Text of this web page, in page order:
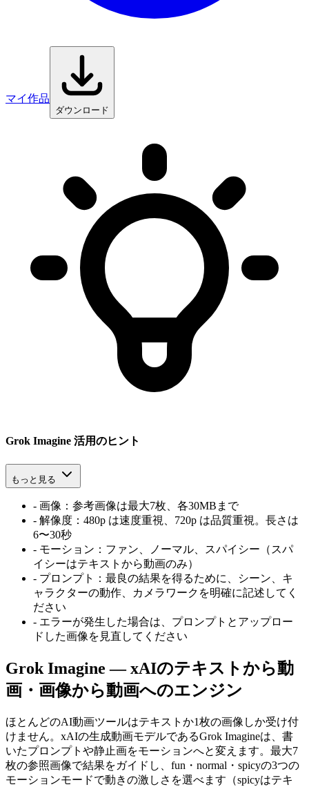
マイ作品
ダウンロード
Grok Imagine 活用のヒント
もっと見る
- 画像：参考画像は最大7枚、各30MBまで
- 解像度：480p は速度重視、720p は品質重視。長さは
6〜30秒
- モーション：ファン、ノーマル、スパイシー（スパ
イシーはテキストから動画のみ）
- プロンプト：最良の結果を得るために、シーン、キ
ャラクターの動作、カメラワークを明確に記述してく
ださい
- エラーが発生した場合は、プロンプトとアップロー
ドした画像を見直してください
Grok Imagine — xAIのテキストから動
画・画像から動画へのエンジン
ほとんどのAI動画ツールはテキストか1枚の画像しか受け付
けません。xAIの生成動画モデルであるGrok Imagineは、書
いたプロンプトや静止画をモーションへと変えます。最大7
枚の参照画像で結果をガイドし、fun・normal・spicyの3つの
モーションモードで動きの激しさを選べます（spicyはテキ